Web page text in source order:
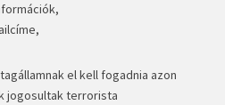
el kell fogadnia azon
jogosultak terrorista